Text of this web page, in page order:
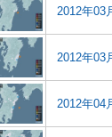
2012年03
2012年03
2012年04